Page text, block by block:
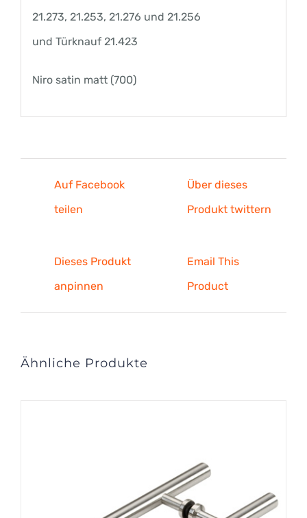
Menge
21.273, 21.253, 21.276 und 21.256
und Türknauf 21.423
Niro satin matt (700)
Auf Facebook
teilen
Über dieses
Produkt twittern
Dieses Produkt
anpinnen
Email This
Product
Ähnliche Produkte